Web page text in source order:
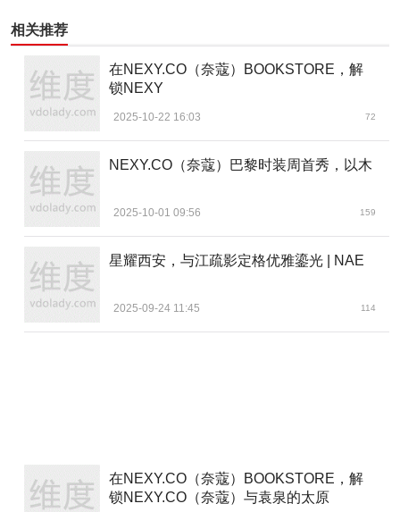
相关推荐
在NEXY.CO（奈蔻）BOOKSTORE，解
锁NEXY
2025-10-22 16:03 72
NEXY.CO（奈蔻）巴黎时装周首秀，以木
2025-10-01 09:56 159
星耀西安，与江疏影定格优雅鎏光 | NAE
2025-09-24 11:45 114
在NEXY.CO（奈蔻）BOOKSTORE，解
锁NEXY.CO（奈蔻）与袁泉的太原